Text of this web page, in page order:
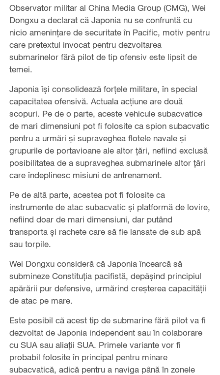
Observator militar al China Media Group (CMG), Wei
Dongxu a declarat că Japonia nu se confruntă cu
nicio amenințare de securitate în Pacific, motiv pentru
care pretextul invocat pentru dezvoltarea
submarinelor fără pilot de tip ofensiv este lipsit de
temei.
Japonia își consolidează forțele militare, în special
capacitatea ofensivă. Actuala acțiune are două
scopuri. Pe de o parte, aceste vehicule subacvatice
de mari dimensiuni pot fi folosite ca spion subacvatic
pentru a urmări și supraveghea flotele navale și
grupurile de portavioane ale altor țări, nefiind exclusă
posibilitatea de a supraveghea submarinele altor țări
care îndeplinesc misiuni de antrenament.
Pe de altă parte, acestea pot fi folosite ca
instrumente de atac subacvatic și platformă de lovire,
nefiind doar de mari dimensiuni, dar putând
transporta și rachete care să fie lansate de sub apă
sau torpile.
Wei Dongxu consideră că Japonia încearcă să
submineze Constituția pacifistă, depășind principiul
apărării pur defensive, urmărind creșterea capacității
de atac pe mare.
Este posibil că acest tip de submarine fără pilot va fi
dezvoltat de Japonia independent sau în colaborare
cu SUA sau aliații SUA. Primele variante vor fi
probabil folosite în principal pentru minare
subacvatică, adică pentru a naviga până în zonele